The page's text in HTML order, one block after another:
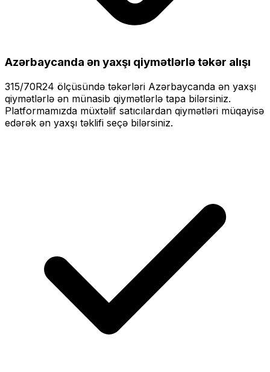
Azərbaycanda ən yaxşı qiymətlərlətəkər alışı
315/70R24 ölçüsündə təkərləri Azərbaycanda ən yaxşı
qiymətlərlə ən münasib qiymətlərlə tapa bilərsiniz.
Platformamızda müxtəlif satıcılardan qiymətləri müqayisə
edərək ən yaxşı təklifi seçə bilərsiniz.